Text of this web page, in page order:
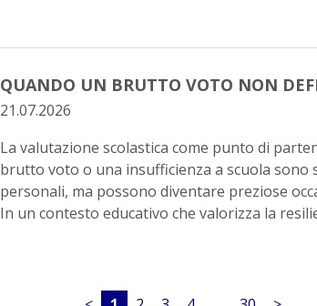
QUANDO UN BRUTTO VOTO NON
21.07.2026
La valutazione scolastica come punto di
brutto voto o una insufficienza a scuola sono
personali, ma possono diventare preziose
In un contesto educativo che valorizza la